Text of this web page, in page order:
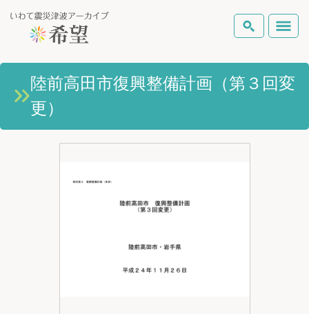
いわて震災津波アーカイブとは
岩手県の被害状況
ピックアップコンテンツ
検索
陸前高田市復興整備計画（第３回変
更）